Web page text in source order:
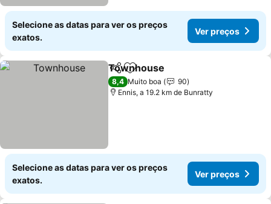
Selecione as datas para ver os preços
exatos.
Ver preços
PartilharAdicionar aos favoritos
Townhouse
8,4 Muito boa
90
Ennis, a 19.2 km de Bunratty
Selecione as datas para ver os preços
exatos.
Ver preços